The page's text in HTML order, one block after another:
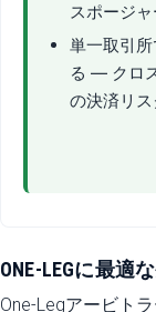
スポージ
単一取引
る — クロ
の決済リ
ONE-LEGに最適
One-Legアービト